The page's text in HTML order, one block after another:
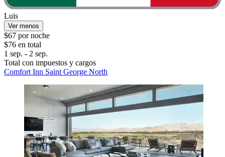
Luis
Ver menos
$67 por noche
$76 en total
1 sep. - 2 sep.
Total con impuestos y cargos
Comfort Inn Saint George North